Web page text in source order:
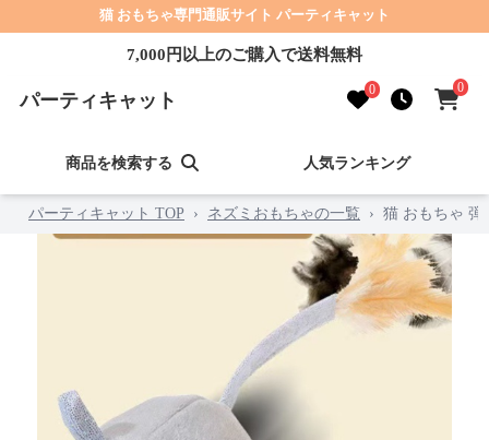
猫 おもちゃ専門通販サイト パーティキャット
7,000円以上のご購入で送料無料
パーティキャット 0 0
商品を検索する 人気ランキング
パーティキャット TOP › ネズミおもちゃの一覧 › 猫 おもちゃ 弾